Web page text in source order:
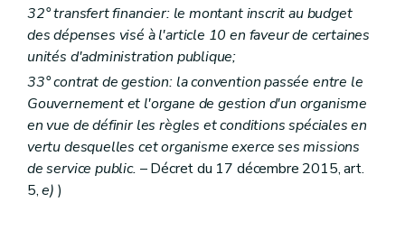
32° transfert financier: le montant inscrit au budget
des dépenses visé à l'article 10 en faveur de certaines
unités d'administration publique;
33° contrat de gestion: la convention passée entre le
Gouvernement et l'organe de gestion d'un organisme
en vue de définir les règles et conditions spéciales en
vertu desquelles cet organisme exerce ses missions
de service public. – Décret du 17 décembre 2015, art.
5,e) )